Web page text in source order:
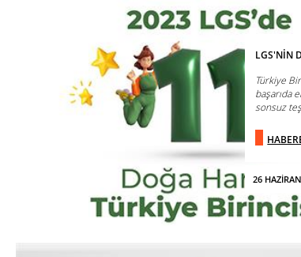
26
LGS'NİN
Türkiye
başarıda
sonsuz